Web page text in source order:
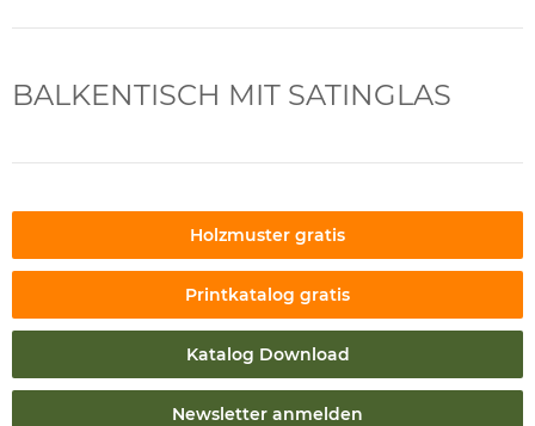
BALKENTISCH MIT SATINGLAS
Holzmuster gratis
Printkatalog gratis
Katalog Download
Newsletter anmelden